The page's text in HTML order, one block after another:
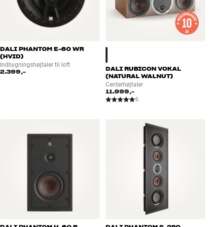
DALI PHANTOM E-60 WR
(HVID)
Indbygningshøjtaler til loft
2.399,-
DALI RUBICON VOKAL
(NATURAL WALNUT)
Centerhøjtaler
11.999,-
6